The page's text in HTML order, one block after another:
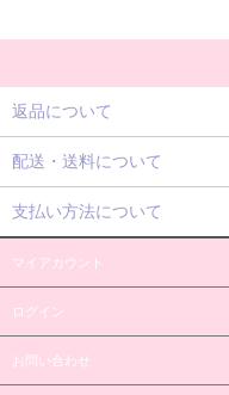
返品について
配送・送料について
支払い方法について
マイアカウント
ログイン
お問い合わせ